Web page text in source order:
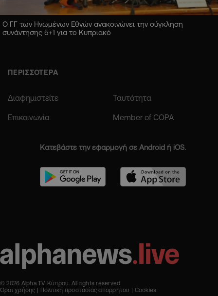
Ο ΓΓ των Ηνωμένων Εθνών ανακοινώνει την σύγκληση
συνάντησης 5+1 για το Κυπριακό
ΠΕΡΙΣΣΟΤΕΡΑ
Διαφημιστείτε Ταυτότητα
Επικοινωνία Member of COPA
Κατεβάστε την εφαρμογή σε Android ή iOS.
© 2026 Alpha TV Κύπρου. All rights reserved
Όροι χρήσης
Πολιτική προστασίας απορρήτου Cookies